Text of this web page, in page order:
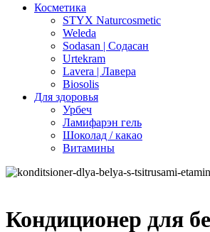
Косметика
STYX Naturcosmetic
Weleda
Sodasan | Содасан
Urtekram
Lavera | Лавера
Biosolis
Для здоровья
Урбеч
Ламифарэн гель
Шоколад / какао
Витамины
Кондиционер для